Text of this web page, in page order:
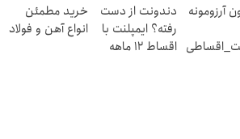
شرکتی
آرزومونه
دندونت از دست
رفته؟ ایمپلنت با
اقساط ۱۲ ماهه
خرید مطمئن
انواع آهن و فولاد